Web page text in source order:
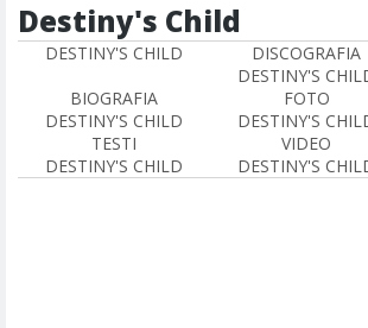
Destiny's Child
DESTINY'S CHILD
DISCOGRAFIA
DESTINY'S
BIOGRAFIA
DESTINY'S CHILD
FOTO
DESTINY'S
TESTI
DESTINY'S CHILD
VIDEO
DESTINY'S